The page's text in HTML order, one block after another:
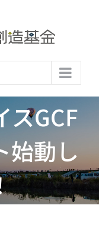
スGCF
始動し